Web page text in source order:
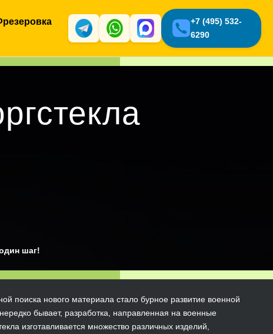
+7 (495) 532-
6290
шаг!
поиска нового материала стало бурное развитие военной
бывает, разработка, направленная на военные
изготавливается множество различных изделий,